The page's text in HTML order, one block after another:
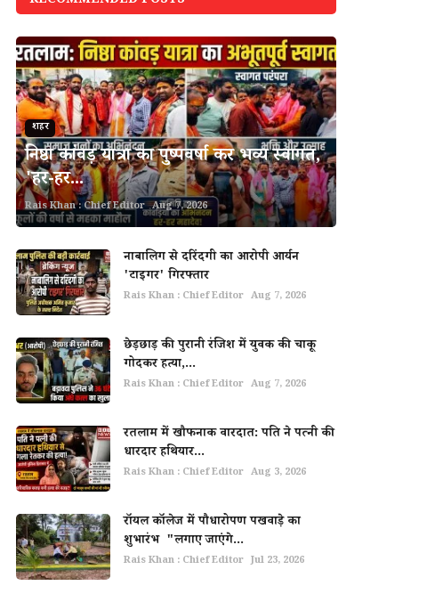
शहर
निष्ठा कांवड़ यात्रा का पुष्पवर्षा कर भव्य स्वागत,
'हर-हर...
Rais Khan : Chief Editor Aug 7, 2026
नाबालिग से दरिंदगी का आरोपी आर्यन
'टाइगर' गिरफ्तार
Rais Khan : Chief Editor Aug 7, 2026
छेड़छाड़ की पुरानी रंजिश में युवक की चाकू
गोदकर हत्या,...
Rais Khan : Chief Editor Aug 7, 2026
रतलाम में खौफनाक वारदात: पति ने पत्नी की
धारदार हथियार...
Rais Khan : Chief Editor Aug 3, 2026
रॉयल कॉलेज में पौधारोपण पखवाड़े का
शुभारंभ "लगाए जाएंगे...
Rais Khan : Chief Editor Jul 23, 2026